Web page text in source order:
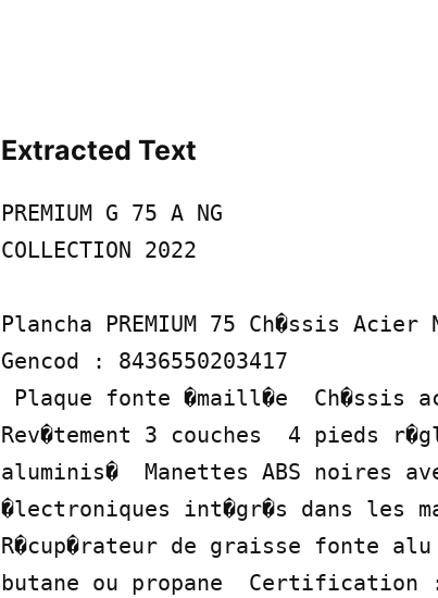
Extracted Text
PREMIUM G 75 A NG
COLLECTION 2022
Plancha PREMIUM 75 Ch�ssis Acier
Gencod : 8436550203417
Rev�tement 3 couches  4 pieds
aluminis�  Manettes ABS noires
�lectroniques int�gr�s dans les
R�cup�rateur de graisse fonte
butane ou propane